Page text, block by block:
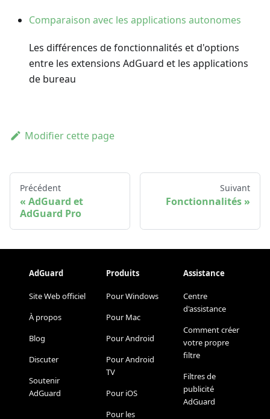
Comparaison avec les applications autonomes
Les différences de fonctionnalités et d'options
entre les extensions AdGuard et les applications
de bureau
Modifier cette page
Précédent
AdGuard et
AdGuard Pro
Suivant
Fonctionnalités
AdGuard
Site Web officiel
À propos
Blog
Discuter
Soutenir
AdGuard
Produits
Pour Windows
Pour Mac
Pour Android
Pour Android
TV
Pour iOS
Pour les
Assistance
Centre
d'assistance
Comment créer
votre propre
filtre
Filtres de
publicité
AdGuard